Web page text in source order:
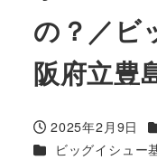
の？／ビ
阪府立豊
投稿日
2025年2月9日
カテゴリー
ビッグイシュー